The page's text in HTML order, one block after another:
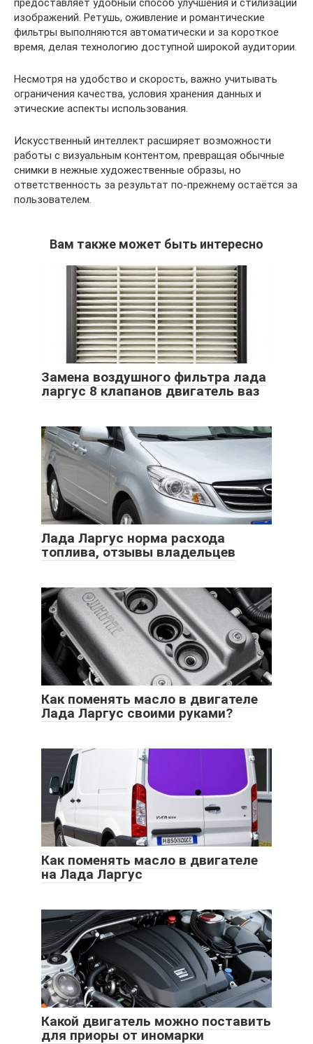
предоставляет удобный способ улучшения и стилизации
изображений. Ретушь, оживление и романтические
фильтры выполняются автоматически и за короткое
время, делая технологию доступной широкой аудитории.
Несмотря на удобство и скорость, важно учитывать
ограничения качества, условия хранения данных и
этические аспекты использования.
Искусственный интеллект расширяет возможности
работы с визуальным контентом, превращая обычные
снимки в нежные художественные образы, но
ответственность за результат по-прежнему остаётся за
пользователем.
Вам также может быть интересно
Замена воздушного фильтра лада
ларгус 8 клапанов двигатель ваз
Лада Ларгус норма расхода
топлива, отзывы владельцев
Как поменять масло в двигателе
Лада Ларгус своими руками?
Как поменять масло в двигателе
на Лада Ларгус
Какой двигатель можно поставить
для приоры от иномарки